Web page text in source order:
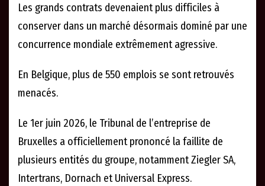
Les grands contrats devenaient plus difficiles à
conserver dans un marché désormais dominé par une
concurrence mondiale extrêmement agressive.
En Belgique, plus de 550 emplois se sont retrouvés
menacés.
Le 1er juin 2026, le Tribunal de l’entreprise de
Bruxelles a officiellement prononcé la faillite de
plusieurs entités du groupe, notamment Ziegler SA,
Intertrans, Dornach et Universal Express.